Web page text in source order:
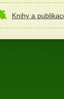
Knihy a